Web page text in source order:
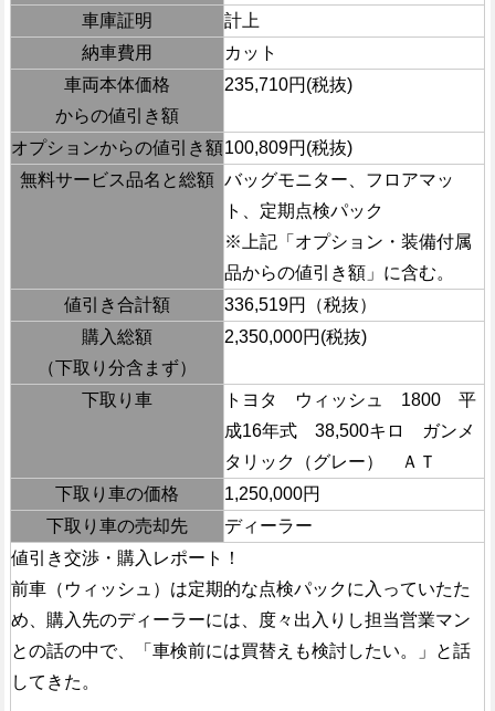
車庫証明
計上
納車費用
カット
車両本体価格
からの値引き額
235,710円(税抜)
オプションからの値引き額100,809円(税抜)
無料サービス品名と総額 バッグモニター、フロアマッ
ト、定期点検パック
※上記「オプション・装備付属
品からの値引き額」に含む。
値引き合計額
336,519円（税抜）
購入総額
（下取り分含まず）
2,350,000円(税抜)
下取り車
トヨタ ウィッシュ 1800 平
成16年式 38,500キロ ガンメ
タリック（グレー） ＡＴ
下取り車の価格
1,250,000円
下取り車の売却先
ディーラー
値引き交渉・購入レポート！
前車（ウィッシュ）は定期的な点検パックに入っていたた
め、購入先のディーラーには、度々出入りし担当営業マン
との話の中で、「車検前には買替えも検討したい。」と話
してきた。